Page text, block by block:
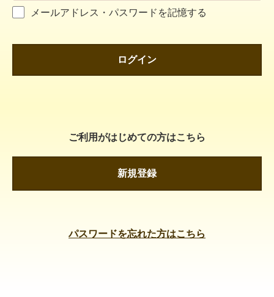
メールアドレス・パスワードを記憶する
ログイン
ご利用がはじめての方はこちら
新規登録
パスワードを忘れた方はこちら